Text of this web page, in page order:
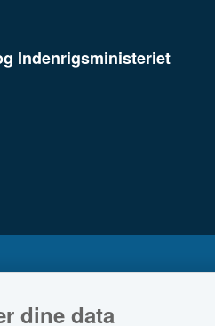
Indenrigsministeriet
dine data